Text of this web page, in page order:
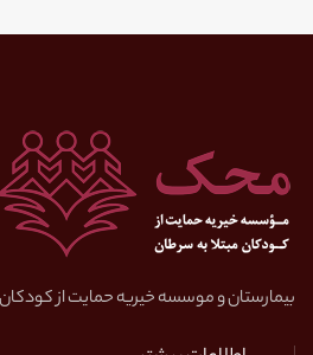
بیمارستان و موسسه خیریه حمایت از